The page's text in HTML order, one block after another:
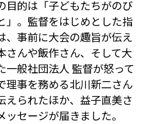
目的は「子どもたちがのび
」。監督をはじめとした指
、事前に大会の趣旨が伝え
さんや飯作さん、そして大
一般社団法人 監督が怒って
理事を務める北川新二さん
えられたほか、益子直美さ
セージが届きました。